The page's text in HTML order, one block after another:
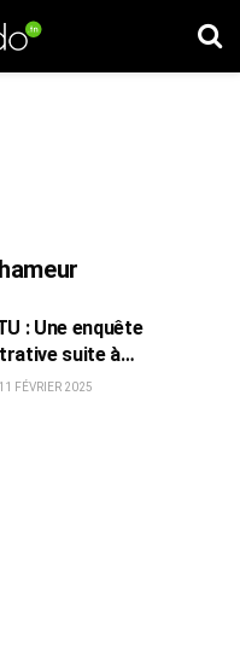
: Une enquête
suite à
d’un citoyen
11 FÉVRIER 2025